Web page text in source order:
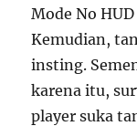
Mode No
Kemudian,
insting.
karena itu,
player suka